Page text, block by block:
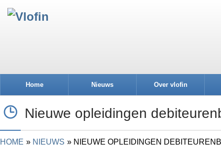
Home Nieuws Over vlofin
Nieuwe opleidingen
HOME NIEUWS NIEUWE OPLEIDINGEN